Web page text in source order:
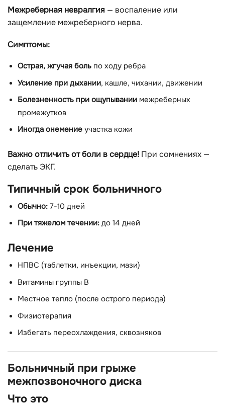
Межреберная невралгия — воспаление или
защемление межреберного нерва.
Симптомы:
Острая, жгучая боль по ходу ребра
Усиление при дыхании, кашле, чихании, движении
Болезненность при ощупывании межреберных
промежутков
Иногда онемение участка кожи
Важно отличить от боли в сердце! При сомнениях —
сделать ЭКГ.
Типичный срок больничного
Обычно: 7-10 дней
При тяжелом течении: до 14 дней
Лечение
НПВС (таблетки, инъекции, мази)
Витамины группы В
Местное тепло (после острого периода)
Физиотерапия
Избегать переохлаждения, сквозняков
Больничный при грыже
межпозвоночного диска
Что это